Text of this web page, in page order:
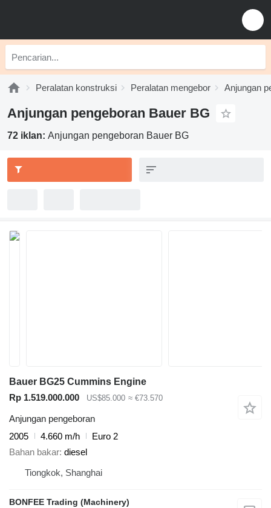
Peralatan konstruksi Peralatan mengebor Anjungan
Anjungan pengeboran Bauer BG
72 iklan: Anjungan pengeboran Bauer BG
Bauer BG25 Cummins Engine
Rp 1.519.000.000
US$85.000 ≈ €73.570
Anjungan pengeboran
2005
4.660 m/h
Euro 2
Bahan bakar diesel
Tiongkok, Shanghai
BONFEE Trading (Machinery)